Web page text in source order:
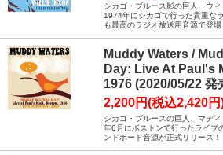
シカゴ・ブルース影の巨人、ウ
1974年にシカゴで行った貴重な
も最高のラジオ放送用音源で登場
Muddy Waters /
Day: Live At Paul's
1976 (2020/05/22 発
2,200円(税込2,420円
シカゴ・ブルースの巨人、マデ
年6月にボストンで行ったライブ
ンドボード音源が正式リリース！